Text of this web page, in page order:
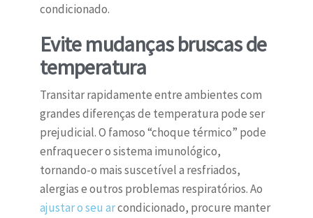
condicionado.
Evite mudanças bruscas de
temperatura
Transitar rapidamente entre ambientes com
grandes diferenças de temperatura pode ser
prejudicial. O famoso “choque térmico” pode
enfraquecer o sistema imunológico,
tornando-o mais suscetível a resfriados,
alergias e outros problemas respiratórios. Ao
ajustar o seu arcondicionado, procure manter